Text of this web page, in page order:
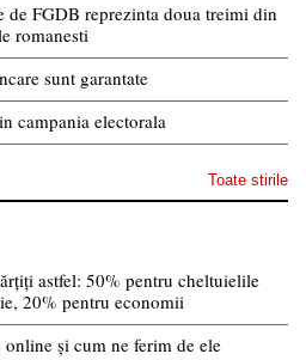
de FGDB reprezinta doua treimi din
romanesti
sunt garantate
campania electorala
Toate stirile
astfel: 50% pentru cheltuielile
20% pentru economii
și cum ne ferim de ele